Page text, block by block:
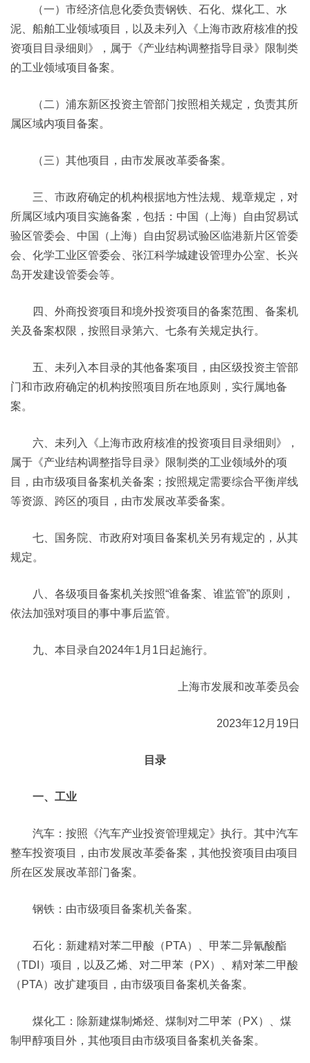
（一）市经济信息化委负责钢铁、石化、煤化工、水
泥、船舶工业领域项目，以及未列入《上海市政府核准的投
资项目目录细则》，属于《产业结构调整指导目录》限制类
的工业领域项目备案。
（二）浦东新区投资主管部门按照相关规定，负责其所
属区域内项目备案。
（三）其他项目，由市发展改革委备案。
三、市政府确定的机构根据地方性法规、规章规定，对
所属区域内项目实施备案，包括：中国（上海）自由贸易试
验区管委会、中国（上海）自由贸易试验区临港新片区管委
会、化学工业区管委会、张江科学城建设管理办公室、长兴
岛开发建设管委会等。
四、外商投资项目和境外投资项目的备案范围、备案机
关及备案权限，按照目录第六、七条有关规定执行。
五、未列入本目录的其他备案项目，由区级投资主管部
门和市政府确定的机构按照项目所在地原则，实行属地备
案。
六、未列入《上海市政府核准的投资项目目录细则》，
属于《产业结构调整指导目录》限制类的工业领域外的项
目，由市级项目备案机关备案；按照规定需要综合平衡岸线
等资源、跨区的项目，由市发展改革委备案。
七、国务院、市政府对项目备案机关另有规定的，从其
规定。
八、各级项目备案机关按照“谁备案、谁监管”的原则，
依法加强对项目的事中事后监管。
九、本目录自2024年1月1日起施行。
上海市发展和改革委员会
2023年12月19日
目录
一、工业
汽车：按照《汽车产业投资管理规定》执行。其中汽车
整车投资项目，由市发展改革委备案，其他投资项目由项目
所在区发展改革部门备案。
钢铁：由市级项目备案机关备案。
石化：新建精对苯二甲酸（PTA）、甲苯二异氰酸酯
（TDI）项目，以及乙烯、对二甲苯（PX）、精对苯二甲酸
（PTA）改扩建项目，由市级项目备案机关备案。
煤化工：除新建煤制烯烃、煤制对二甲苯（PX）、煤
制甲醇项目外，其他项目由市级项目备案机关备案。